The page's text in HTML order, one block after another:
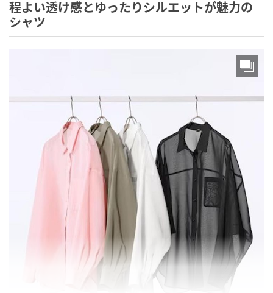
程よい透け感とゆったりシルエットが魅力の
シャツ